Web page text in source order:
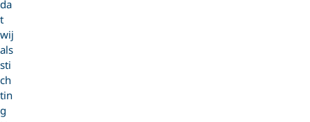
da
t
wij
als
sti
ch
tin
g